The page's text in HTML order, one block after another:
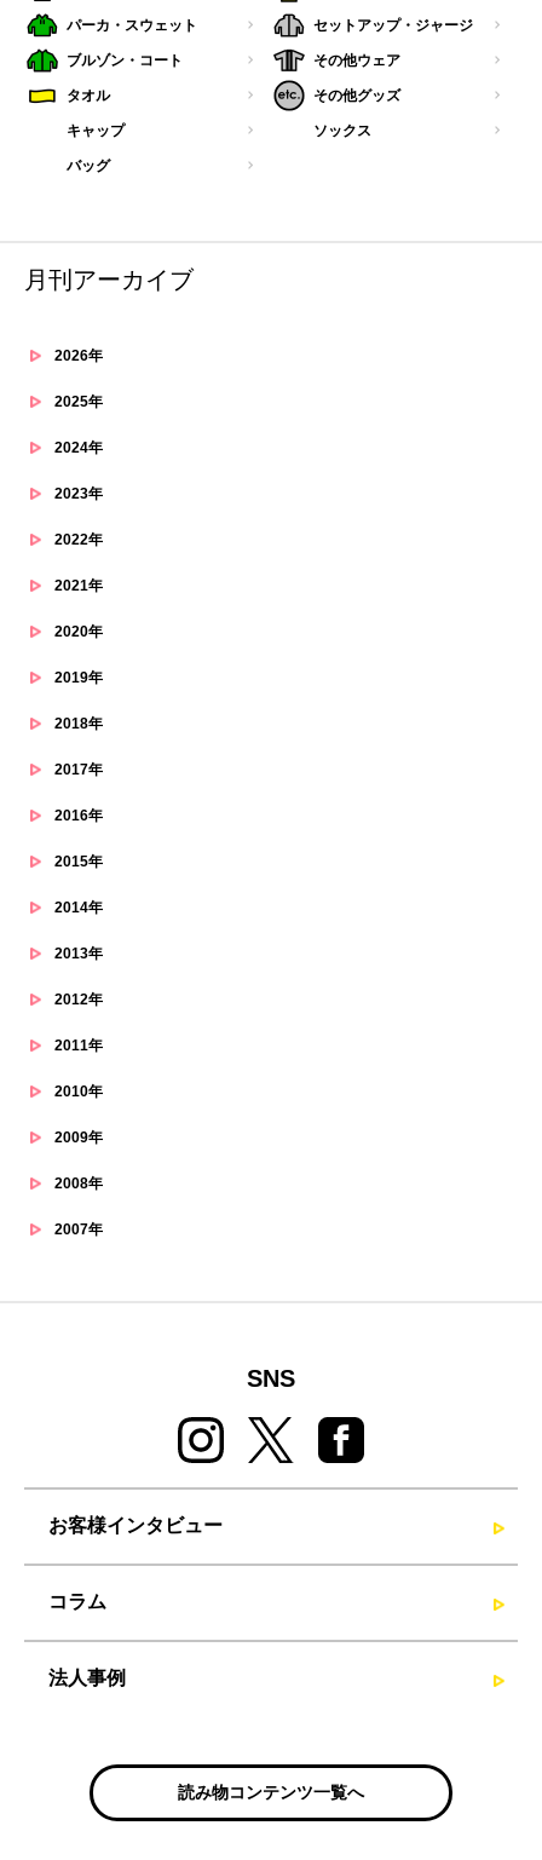
パーカ・スウェット セットアップ・ジャージ
ブルゾン・コート その他ウェア
タオル その他グッズ
キャップ ソックス
バッグ
月刊アーカイブ
2026年
2025年
2024年
2023年
2022年
2021年
2020年
2019年
2018年
2017年
2016年
2015年
2014年
2013年
2012年
2011年
2010年
2009年
2008年
2007年
SNS
お客様インタビュー
コラム
法人事例
読み物コンテンツ一覧へ